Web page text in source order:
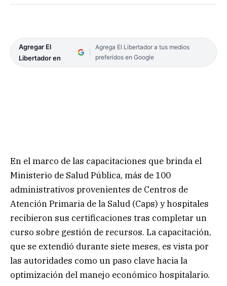
Agregar El
Libertador en
Agrega El Libertador a tus medios
preferidos en Google
En el marco de las capacitaciones que brinda el
Ministerio de Salud Pública, más de 100
administrativos provenientes de Centros de
Atención Primaria de la Salud (Caps) y hospitales
recibieron sus certificaciones tras completar un
curso sobre gestión de recursos. La capacitación,
que se extendió durante siete meses, es vista por
las autoridades como un paso clave hacia la
optimización del manejo económico hospitalario.